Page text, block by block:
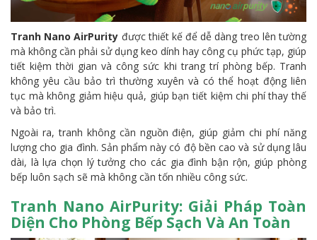
Tranh Nano AirPurity được thiết kế để dễ dàng treo lên tường
mà không cần phải sử dụng keo dính hay công cụ phức tạp, giúp
tiết kiệm thời gian và công sức khi trang trí phòng bếp. Tranh
không yêu cầu bảo trì thường xuyên và có thể hoạt động liên
tục mà không giảm hiệu quả, giúp bạn tiết kiệm chi phí thay thế
và bảo trì.
Ngoài ra, tranh không cần nguồn điện, giúp giảm chi phí năng
lượng cho gia đình. Sản phẩm này có độ bền cao và sử dụng lâu
dài, là lựa chọn lý tưởng cho các gia đình bận rộn, giúp phòng
bếp luôn sạch sẽ mà không cần tốn nhiều công sức.
Tranh Nano AirPurity: Giải Pháp Toàn
Diện Cho Phòng Bếp Sạch Và An Toàn